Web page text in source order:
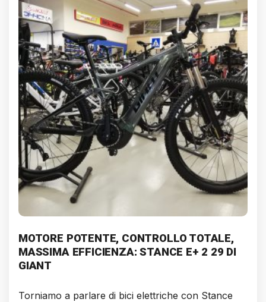
MOTORE POTENTE, CONTROLLO TOTALE,
MASSIMA EFFICIENZA: STANCE E+ 2 29 DI
GIANT
Torniamo a parlare di bici elettriche con Stance